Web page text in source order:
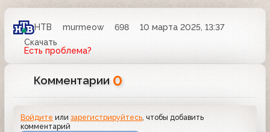
НТВ murmeow 698
10 марта 2025, 13:37
Скачать
Есть проблема?
Комментарии 0
Войдите илизарегистрируйтесь, чтобы добавить
комментарий